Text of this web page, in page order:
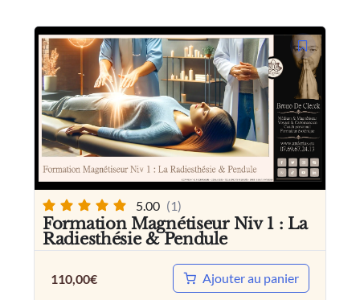
5.00 (1)
Formation Magnétiseur Niv 1 : La
Radiesthésie & Pendule
110,00€ Ajouter au panier